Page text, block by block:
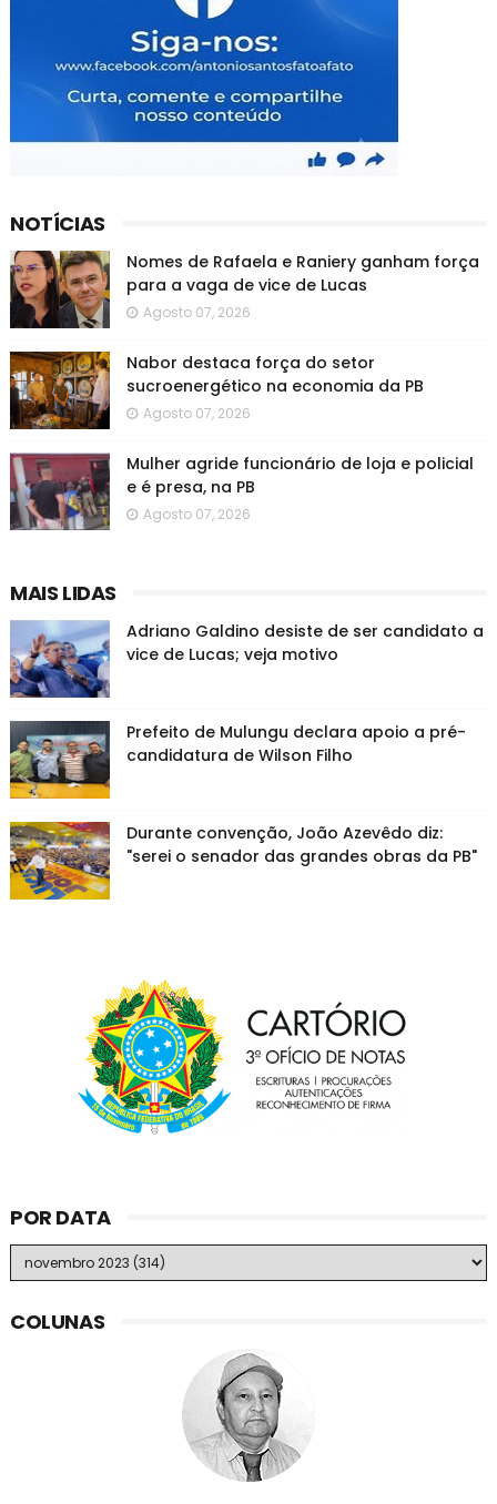
NOTÍCIAS
Nomes de Rafaela e Raniery ganham força
para a vaga de vice de Lucas
Agosto 07, 2026
Nabor destaca força do setor
sucroenergético na economia da PB
Agosto 07, 2026
Mulher agride funcionário de loja e policial
e é presa, na PB
Agosto 07, 2026
MAIS LIDAS
Adriano Galdino desiste de ser candidato a
vice de Lucas; veja motivo
Prefeito de Mulungu declara apoio a pré-
candidatura de Wilson Filho
Durante convenção, João Azevêdo diz:
"serei o senador das grandes obras da PB"
POR DATA
COLUNAS